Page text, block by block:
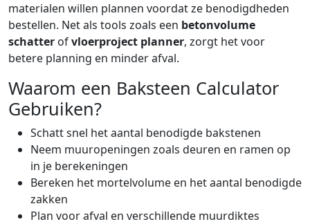
materialen willen plannen voordat ze benodigdheden
bestellen. Net als tools zoals een betonvolume
schatter ofvloerproject planner, zorgt het voor
betere planning en minder afval.
Waarom een Baksteen Calculator
Gebruiken?
Schatt snel het aantal benodigde bakstenen
Neem muuropeningen zoals deuren en ramen op
in je berekeningen
Bereken het mortelvolume en het aantal benodigde
zakken
Plan voor afval en verschillende muurdiktes